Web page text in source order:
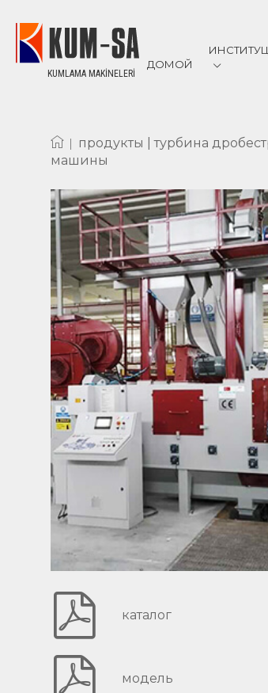
KUMLAMA MAKİNELERİ
ДОМОЙ
| продукты |турбина
машины
каталог
модель